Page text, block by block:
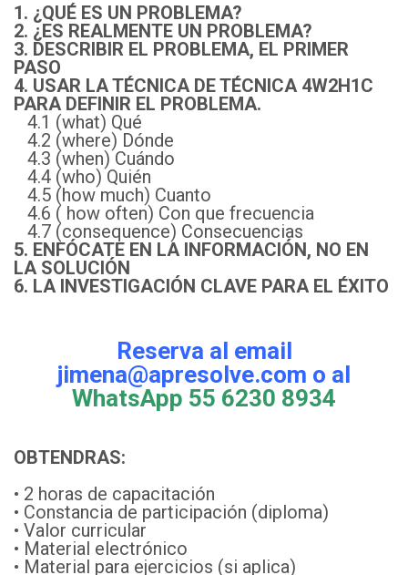
1. ¿QUÉ ES UN PROBLEMA?
2. ¿ES REALMENTE UN PROBLEMA?
3. DESCRIBIR EL PROBLEMA, EL PRIMER
PASO
4. USAR LA TÉCNICA DE TÉCNICA 4W2H1C
PARA DEFINIR EL PROBLEMA.
4.1 (what) Qué
4.2 (where) Dónde
4.3 (when) Cuándo
4.4 (who) Quién
4.5 (how much) Cuanto
4.6 ( how often) Con que frecuencia
4.7 (consequence) Consecuencias
5. ENFÓCATE EN LA INFORMACIÓN, NO EN
LA SOLUCIÓN
6. LA INVESTIGACIÓN CLAVE PARA EL ÉXITO
Reserva al email
jimena@apresolve.com o al
WhatsApp 55 6230 8934
OBTENDRAS:
• 2 horas de capacitación
• Constancia de participación (diploma)
• Valor curricular
• Material electrónico
• Material para ejercicios (si aplica)